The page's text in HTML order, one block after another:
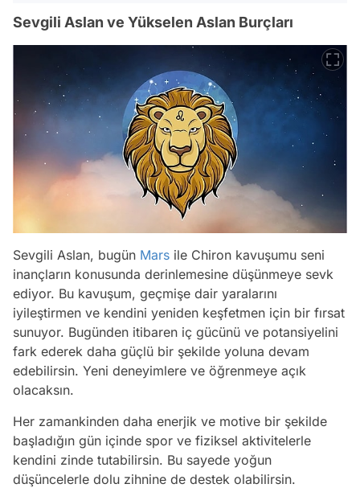
Sevgili Aslan ve Yükselen Aslan Burçları
Sevgili Aslan, bugün Mars ile Chiron kavuşumu seni
inançların konusunda derinlemesine düşünmeye sevk
ediyor. Bu kavuşum, geçmişe dair yaralarını
iyileştirmen ve kendini yeniden keşfetmen için bir fırsat
sunuyor. Bugünden itibaren iç gücünü ve potansiyelini
fark ederek daha güçlü bir şekilde yoluna devam
edebilirsin. Yeni deneyimlere ve öğrenmeye açık
olacaksın.
Her zamankinden daha enerjik ve motive bir şekilde
başladığın gün içinde spor ve fiziksel aktivitelerle
kendini zinde tutabilirsin. Bu sayede yoğun
düşüncelerle dolu zihnine de destek olabilirsin.